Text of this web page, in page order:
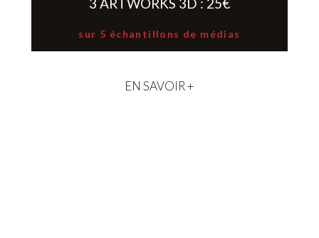
sur 5 échantillons de médias
EN SAVOIR +